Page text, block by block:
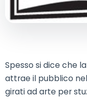
Spesso si dice che
attrae il pubblico
girati ad arte per